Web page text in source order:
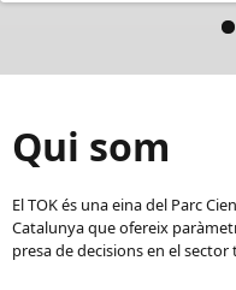
Qui som
El TOK és una eina del Parc
Catalunya que ofereix
presa de decisions en el sector